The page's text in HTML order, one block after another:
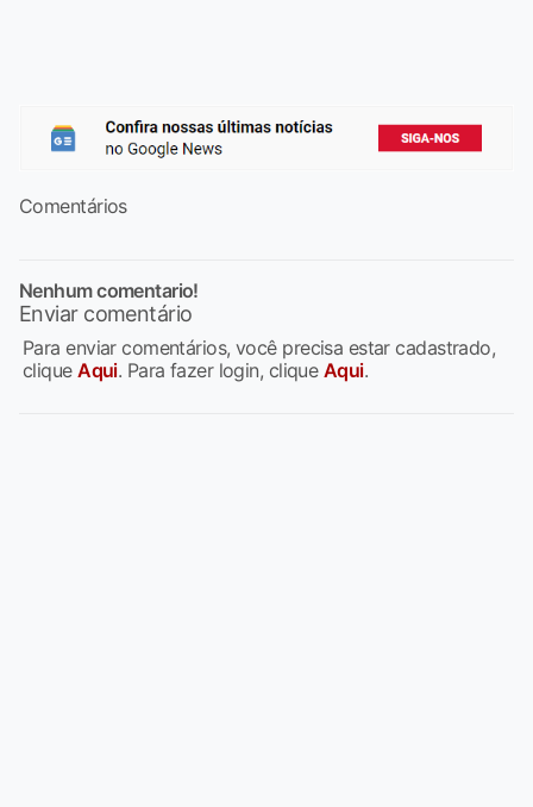
Comentários
Nenhum comentario!
Enviar comentário
Para enviar comentários, você precisa estar cadastrado,
cliqueAqui. Para fazer login, clique Aqui.